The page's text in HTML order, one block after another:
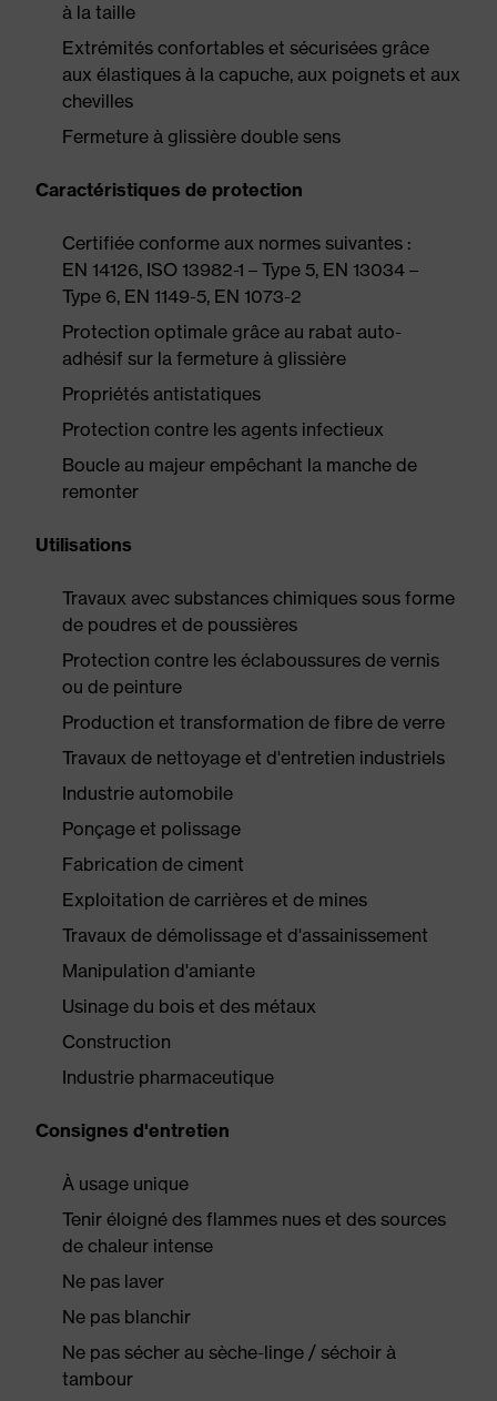
à la taille
Extrémités confortables et sécurisées grâce
aux élastiques à la capuche, aux poignets et aux
chevilles
Fermeture à glissière double sens
Caractéristiques de protection
Certifiée conforme aux normes suivantes :
EN 14126, ISO 13982-1 – Type 5, EN 13034 –
Type 6, EN 1149-5, EN 1073-2
Protection optimale grâce au rabat auto-
adhésif sur la fermeture à glissière
Propriétés antistatiques
Protection contre les agents infectieux
Boucle au majeur empêchant la manche de
remonter
Utilisations
Travaux avec substances chimiques sous forme
de poudres et de poussières
Protection contre les éclaboussures de vernis
ou de peinture
Production et transformation de fibre de verre
Travaux de nettoyage et d'entretien industriels
Industrie automobile
Ponçage et polissage
Fabrication de ciment
Exploitation de carrières et de mines
Travaux de démolissage et d'assainissement
Manipulation d'amiante
Usinage du bois et des métaux
Construction
Industrie pharmaceutique
Consignes d'entretien
À usage unique
Tenir éloigné des flammes nues et des sources
de chaleur intense
Ne pas laver
Ne pas blanchir
Ne pas sécher au sèche-linge / séchoir à
tambour